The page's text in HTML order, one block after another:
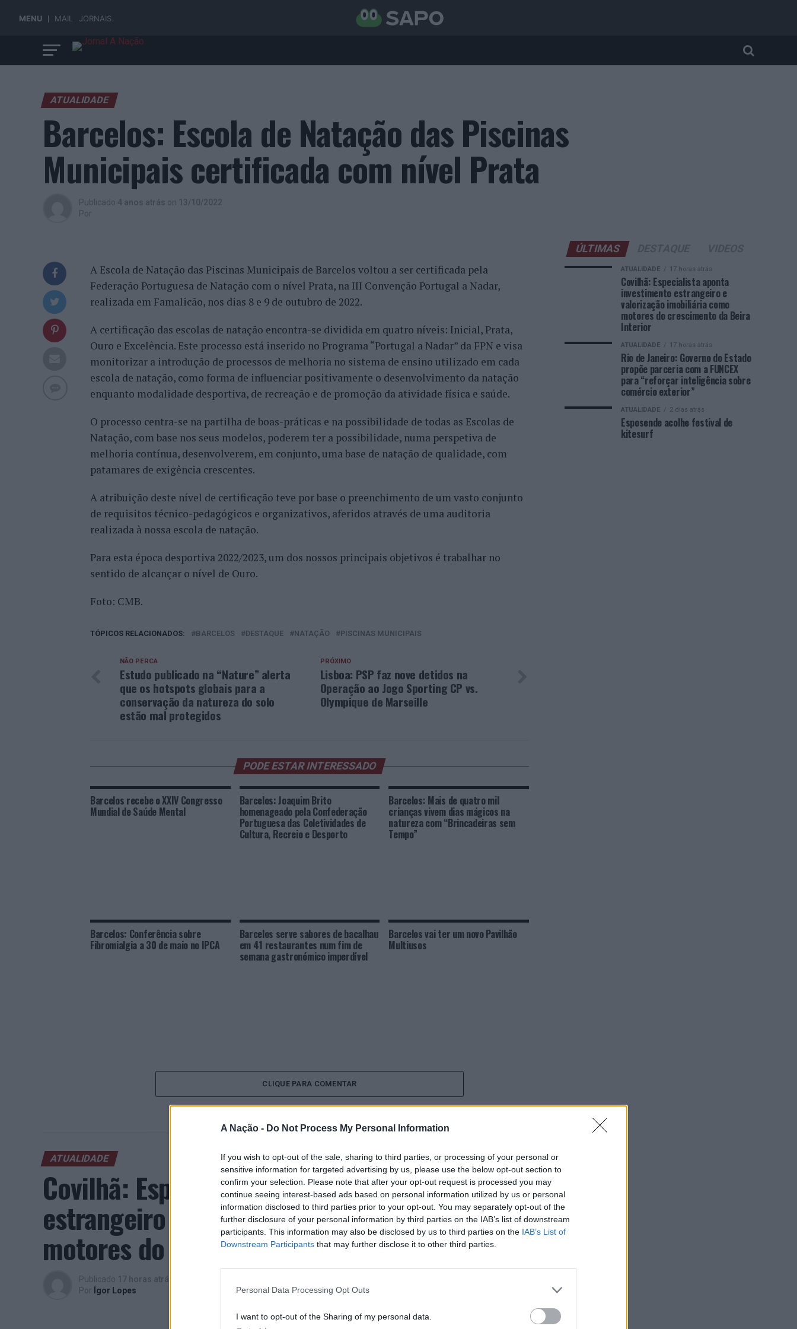
A Nação - Do Not Process My Personal Information
If you wish to opt-out of the sale, sharing to third parties, or processing of your personal or
sensitive information for targeted advertising by us, please use the below opt-out section to
confirm your selection. Please note that after your opt-out request is processed you may
continue seeing interest-based ads based on personal information utilized by us or personal
information disclosed to third parties prior to your opt-out. You may separately opt-out of the
further disclosure of your personal information by third parties on the IAB’s list of downstream
participants. This information may also be disclosed by us to third parties on the IAB’s List of
Downstream Participants that may further disclose it to other third parties.
Personal Data Processing Opt Outs
I want to opt-out of the Sharing of my personal data.
MENU MAIL JORNAIS
ATUALIDADE
Barcelos: Escola de Natação das Piscinas
Municipais certificada com nível Prata
Publicado 4 anos atrás on 13/10/2022
Por
A Escola de Natação das Piscinas Municipais de Barcelos voltou a ser certificada pela
Federação Portuguesa de Natação com o nível Prata, na III Convenção Portugal a Nadar,
realizada em Famalicão, nos dias 8 e 9 de outubro de 2022.
A certificação das escolas de natação encontra-se dividida em quatro níveis: Inicial, Prata,
Ouro e Excelência. Este processo está inserido no Programa “Portugal a Nadar” da FPN e visa
monitorizar a introdução de processos de melhoria no sistema de ensino utilizado em cada
escola de natação, como forma de influenciar positivamente o desenvolvimento da natação
enquanto modalidade desportiva, de recreação e de promoção da atividade física e saúde.
O processo centra-se na partilha de boas-práticas e na possibilidade de todas as Escolas de
Natação, com base nos seus modelos, poderem ter a possibilidade, numa perspetiva de
melhoria contínua, desenvolverem, em conjunto, uma base de natação de qualidade, com
patamares de exigência crescentes.
A atribuição deste nível de certificação teve por base o preenchimento de um vasto conjunto
de requisitos técnico-pedagógicos e organizativos, aferidos através de uma auditoria
realizada à nossa escola de natação.
Para esta época desportiva 2022/2023, um dos nossos principais objetivos é trabalhar no
sentido de alcançar o nível de Ouro.
Foto: CMB.
TÓPICOS RELACIONADOS: BARCELOS DESTAQUE NATAÇÃO PISCINAS MUNICIPAIS
PRÓXIMO
Lisboa: PSP faz nove detidos na
Operação ao Jogo Sporting CP vs.
Olympique de Marseille
NÃO PERCA
Estudo publicado na “Nature” alerta
que os hotspots globais para a
conservação da natureza do solo
estão mal protegidos
PODE ESTAR INTERESSADO
Barcelos recebe o XXIV Congresso
Mundial de Saúde Mental
Barcelos: Joaquim Brito
homenageado pela Confederação
Portuguesa das Coletividades de
Cultura, Recreio e Desporto
Barcelos: Mais de quatro mil
crianças vivem dias mágicos na
natureza com “Brincadeiras sem
Tempo”
Barcelos: Conferência sobre
Fibromialgia a 30 de maio no IPCA
Barcelos serve sabores de bacalhau
em 41 restaurantes num fim de
semana gastronómico imperdível
Barcelos vai ter um novo Pavilhão
Multiusos
CLIQUE PARA COMENTAR
ATUALIDADE
Covilhã: Especialista aponta investimento
estrangeiro e valorização imobiliária como
motores do crescimento da Beira Interior
Publicado 17 horas atrás
Por Ígor Lopes
ÚLTIMAS
ATUALIDADE 17 horas atrás
Covilhã: Especialista aponta
investimento estrangeiro e
valorização imobiliária como
motores do crescimento da Beira
Interior
ATUALIDADE 17 horas atrás
Rio de Janeiro: Governo do Estado
propõe parceria com a FUNCEX
para “reforçar inteligência sobre
comércio exterior”
ATUALIDADE 2 dias atrás
Esposende acolhe festival de
kitesurf